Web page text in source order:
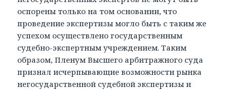
оспорены только на том основании, что
проведение экспертизы могло быть с таким же
успехом осуществлено государственным
судебно-экспертным учреждением. Таким
образом, Пленум Высшего арбитражного суда
признал исчерпывающие возможности рынка
негосударственной судебной экспертизы и